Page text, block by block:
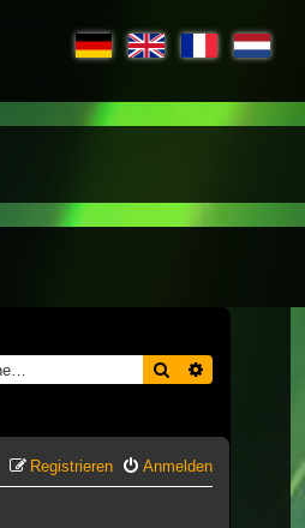
Suche
Anmelden
Registrieren